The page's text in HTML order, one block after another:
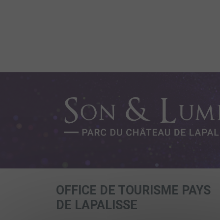
OFFICE DE TOURISME PAYS
DE LAPALISSE